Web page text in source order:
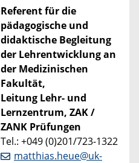
Referent für die
pädagogische und
didaktische Begleitung
der Lehrentwicklung an
der Medizinischen
Fakultät,
Leitung Lehr- und
Lernzentrum, ZAK /
ZANK Prüfungen
Tel.: +049 (0)201/723-1322
matthias.heue@uk-